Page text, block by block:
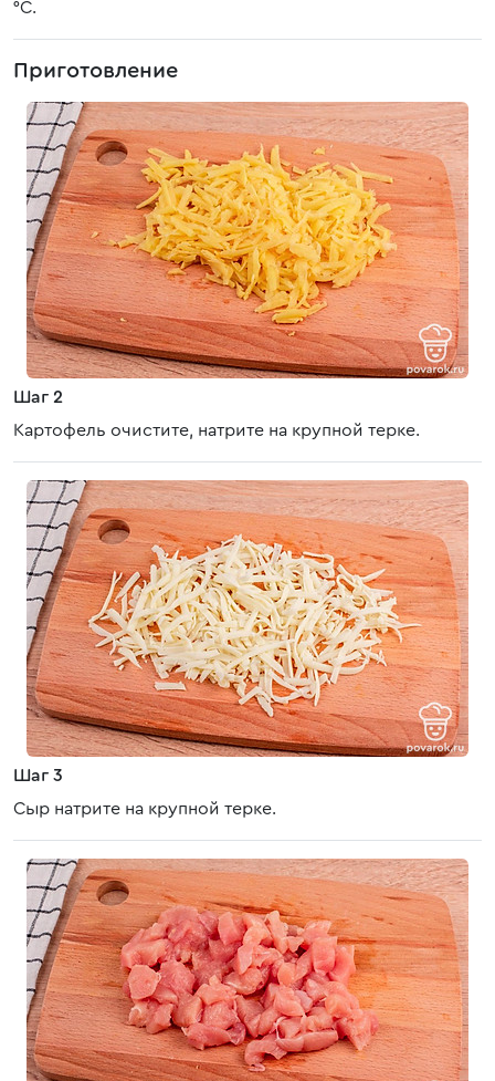
°C.
Приготовление
Шаг 2
Картофель очистите, натрите на крупной терке.
Шаг 3
Сыр натрите на крупной терке.